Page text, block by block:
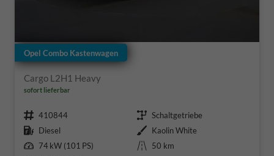
Opel Combo Kastenwagen
Cargo L2H1 Heavy
sofort lieferbar
Fahrzeugnr. 410844 Getriebe Schaltgetriebe
Kraftstoff Diesel Außenfarbe Kaolin White
Leistung 74 kW (101 PS) Kilometerstand
50 km